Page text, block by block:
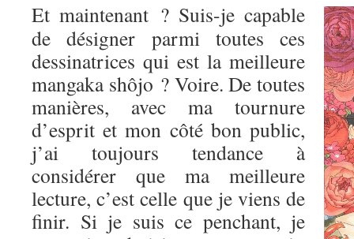
Et maintenant ? Suis-je capable
de désigner parmi toutes ces
dessinatrices qui est la meilleure
mangaka shôjo ? Voire. De toutes
manières, avec ma tournure
d’esprit et mon côté bon public,
j’ai toujours tendance à
considérer que ma meilleure
lecture, c’est celle que je viens de
finir. Si je suis ce penchant, je